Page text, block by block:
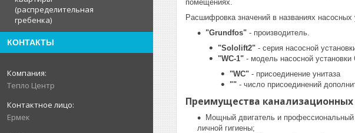
(распределительная
гребенка)
КОНТАКТЫ
Тепло Центр
Ермек
помещениях.
Расшифровка значений в названиях
"Grundfos" - производитель.
"Sololift2" - серия насосной
"WC-1" - модель насосной
"WC" - присоединение унитаза
"" - число присоединений
Преимущества канализационных
Мощный двигатель и
личной гигиены;